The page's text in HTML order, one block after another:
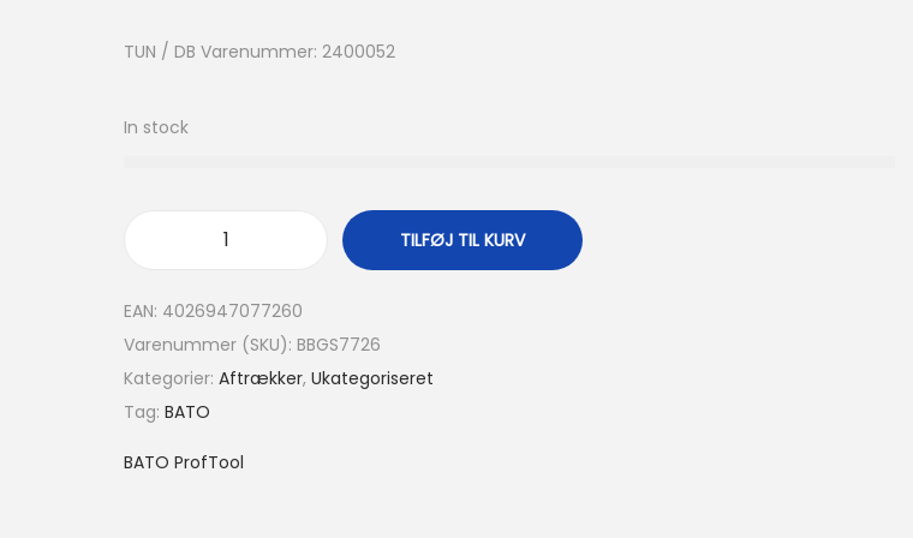
TUN / DB Varenummer: 2400052
In stock
TILFØJ TIL KURV
EAN: 4026947077260
Varenummer (SKU): BBGS7726
Kategorier: Aftrækker, Ukategoriseret
Tag: BATO
BATO ProfTool